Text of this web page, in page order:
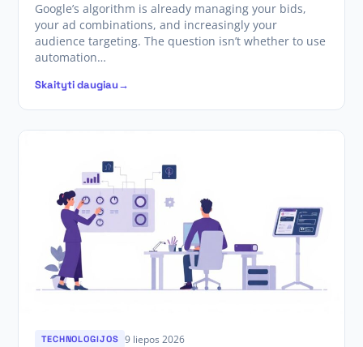
Google’s algorithm is already managing your bids,
your ad combinations, and increasingly your
audience targeting. The question isn’t whether to use
automation…
Skaityti daugiau
TECHNOLOGIJOS 9 liepos 2026